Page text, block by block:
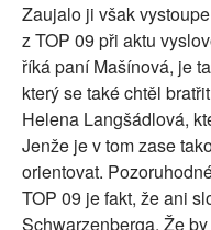
Zaujalo ji však
z TOP 09 při aktu
říká paní Mašínová, je
který se také chtěl
Helena Langšádlová,
Jenže je v tom zase
orientovat.
TOP 09 je fakt, že ani
Schwarzenberga. Že